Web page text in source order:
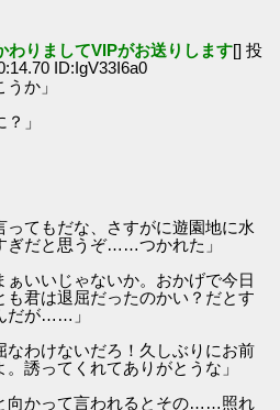
わりましてVIPがお送りします[] 投
ID:IgV33I6a0
か」
」
ってもだな、さすがに遊園地に水
ぎだと思うぞ……つかれた」
いいじゃないか。おかげで今日
も君は退屈だったのかい？だとす
だが……」
なわけないだろ！久しぶりにお前
誘ってくれてありがとうな」
向かって言われるとその……照れ